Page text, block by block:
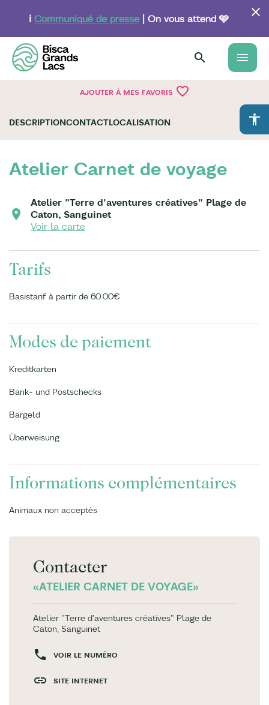
principal
ℹ️ Communiqué de presse| On vous attend 🩵
menu
AJOUTER À MES FAVORIS favorite_border
accessibility
DESCRIPTIONCONTACTLOCALISATION
Atelier Carnet de voyage
Atelier "Terre d'aventures créatives" Plage de
Caton, Sanguinet
Voir la carte
Tarifs
Basistarif à partir de 60.00€
Modes de paiement
Kreditkarten
Bank- und Postschecks
Bargeld
Überweisung
Informations complémentaires
Animaux non acceptés
Contacter
«ATELIER CARNET DE VOYAGE»
Atelier "Terre d'aventures créatives" Plage de
Caton, Sanguinet
VOIR LE NUMÉRO
SITE INTERNET